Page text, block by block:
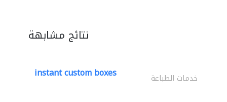
نتائج مشابهة
instant custom boxes خدمات الطباعة